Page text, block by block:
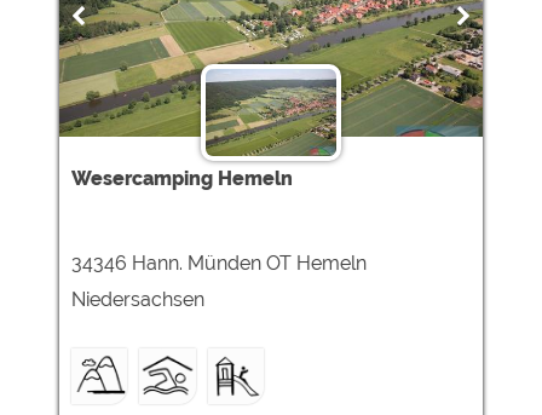
Wesercamping Hemeln
34346 Hann. Münden OT Hemeln
Niedersachsen